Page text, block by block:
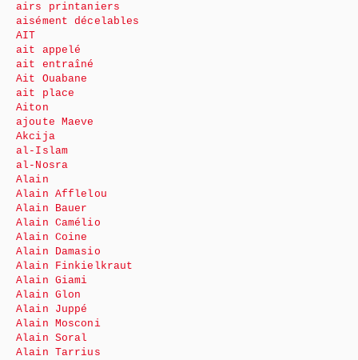
airs printaniers
aisément décelables
AIT
ait appelé
ait entraîné
Ait Ouabane
ait place
Aiton
ajoute Maeve
Akcija
al-Islam
al-Nosra
Alain
Alain Afflelou
Alain Bauer
Alain Camélio
Alain Coine
Alain Damasio
Alain Finkielkraut
Alain Giami
Alain Glon
Alain Juppé
Alain Mosconi
Alain Soral
Alain Tarrius